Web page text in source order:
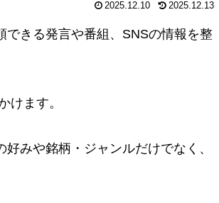
2025.12.10 2025.12.13
できる発言や番組、SNSの情報を整
けます。
みや銘柄・ジャンルだけでなく、